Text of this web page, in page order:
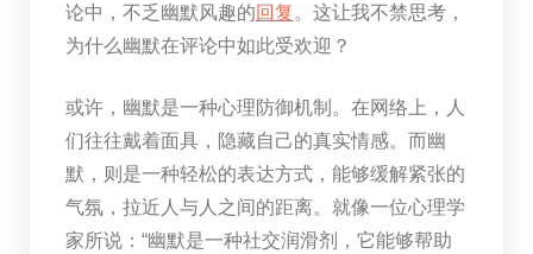
论中，不乏幽默风趣的回复 。这让我不禁思考，
为什么幽默在评论中如此受欢迎？
或许，幽默是一种心理防御机制。在网络上，人
们往往戴着面具，隐藏自己的真实情感。而幽
默，则是一种轻松的表达方式，能够缓解紧张的
气氛，拉近人与人之间的距离。就像一位心理学
家所说：“幽默是一种社交润滑剂，它能够帮助